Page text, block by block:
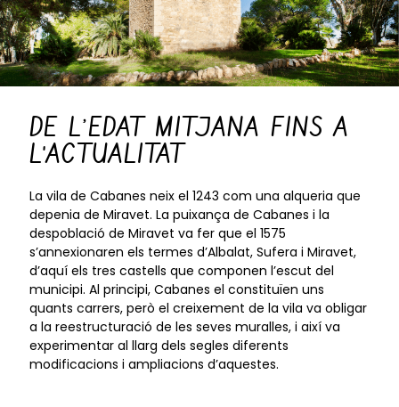
DE L’EDAT MITJANA FINS A
L'ACTUALITAT
La vila de Cabanes neix el 1243 com una alqueria que
depenia de Miravet. La puixança de Cabanes i la
despoblació de Miravet va fer que el 1575
s’annexionaren els termes d’Albalat, Sufera i Miravet,
d’aquí els tres castells que componen l’escut del
municipi. Al principi, Cabanes el constituïen uns
quants carrers, però el creixement de la vila va obligar
a la reestructuració de les seves muralles, i així va
experimentar al llarg dels segles diferents
modificacions i ampliacions d’aquestes.